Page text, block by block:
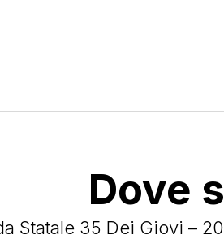
Dove
Statale 35 Dei Giovi –